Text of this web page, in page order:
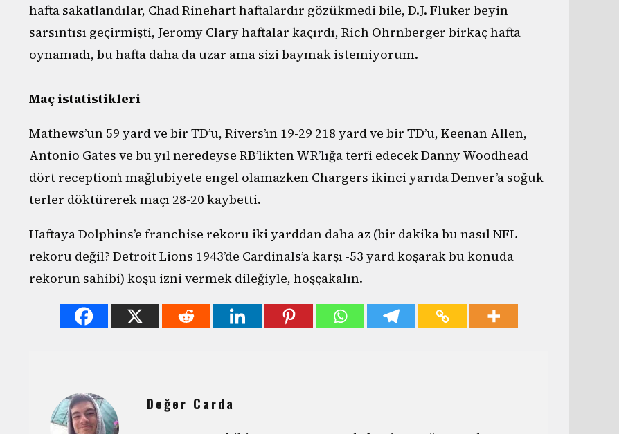
hafta sakatlandılar, Chad Rinehart haftalardır gözükmedi bile, D.J. Fluker beyin
sarsıntısı geçirmişti, Jeromy Clary haftalar kaçırdı, Rich Ohrnberger birkaç hafta
oynamadı, bu hafta daha da uzar ama sizi baymak istemiyorum.
Maç istatistikleri
Mathews’un 59 yard ve bir TD’u, Rivers’ın 19-29 218 yard ve bir TD’u, Keenan Allen,
Antonio Gates ve bu yıl neredeyse RB’likten WR’lığa terfi edecek Danny Woodhead
dört reception’ı mağlubiyete engel olamazken Chargers ikinci yarıda Denver’a soğuk
terler döktürerek maçı 28-20 kaybetti.
Haftaya Dolphins’e franchise rekoru iki yarddan daha az (bir dakika bu nasıl NFL
rekoru değil? Detroit Lions 1943’de Cardinals’a karşı -53 yard koşarak bu konuda
rekorun sahibi) koşu izni vermek dileğiyle, hoşçakalın.
Değer Carda